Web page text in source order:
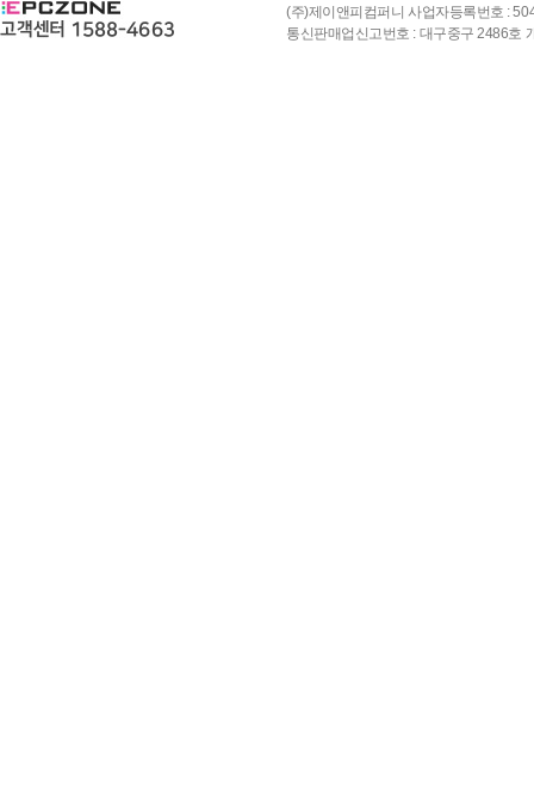
(주)제이앤피컴퍼니 사업자등록번호 :
통신판매업신고번호 : 대구중구 2486호